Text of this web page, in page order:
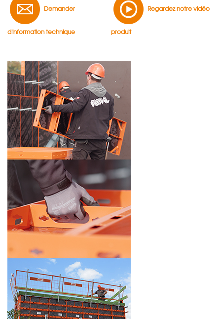
Demander
d'information technique
Regardez notre vidéo
produit